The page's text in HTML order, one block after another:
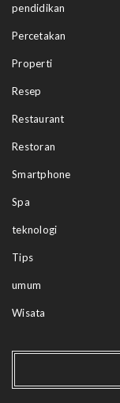
pendidikan
Percetakan
Properti
Resep
Restaurant
Restoran
Smartphone
Spa
teknologi
Tips
umum
Wisata